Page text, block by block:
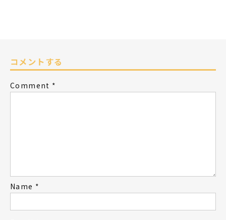
コメントする
Comment *
Name *